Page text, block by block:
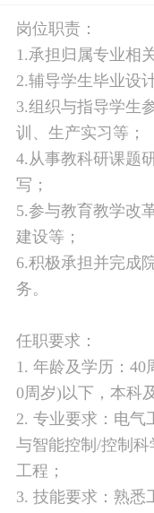
岗位职责：
1.承担归属专业相
2.辅导学生毕业设
3.组织与指导学生
训、生产实习等；
4.从事教科研课题
写；
5.参与教育教学改
建设等；
6.积极承担并完成
务。
任职要求：
1. 年龄及学历：
0周岁)以下，本科
2. 专业要求：电气
与智能控制/控制
工程；
3. 技能要求：熟悉